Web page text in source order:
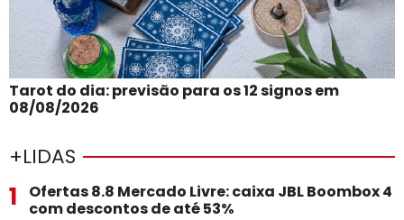
Tarot do dia: previsão para os 12 signos em
08/08/2026
+LIDAS
1
Ofertas 8.8 Mercado Livre: caixa JBL Boombox 4
com descontos de até 53%